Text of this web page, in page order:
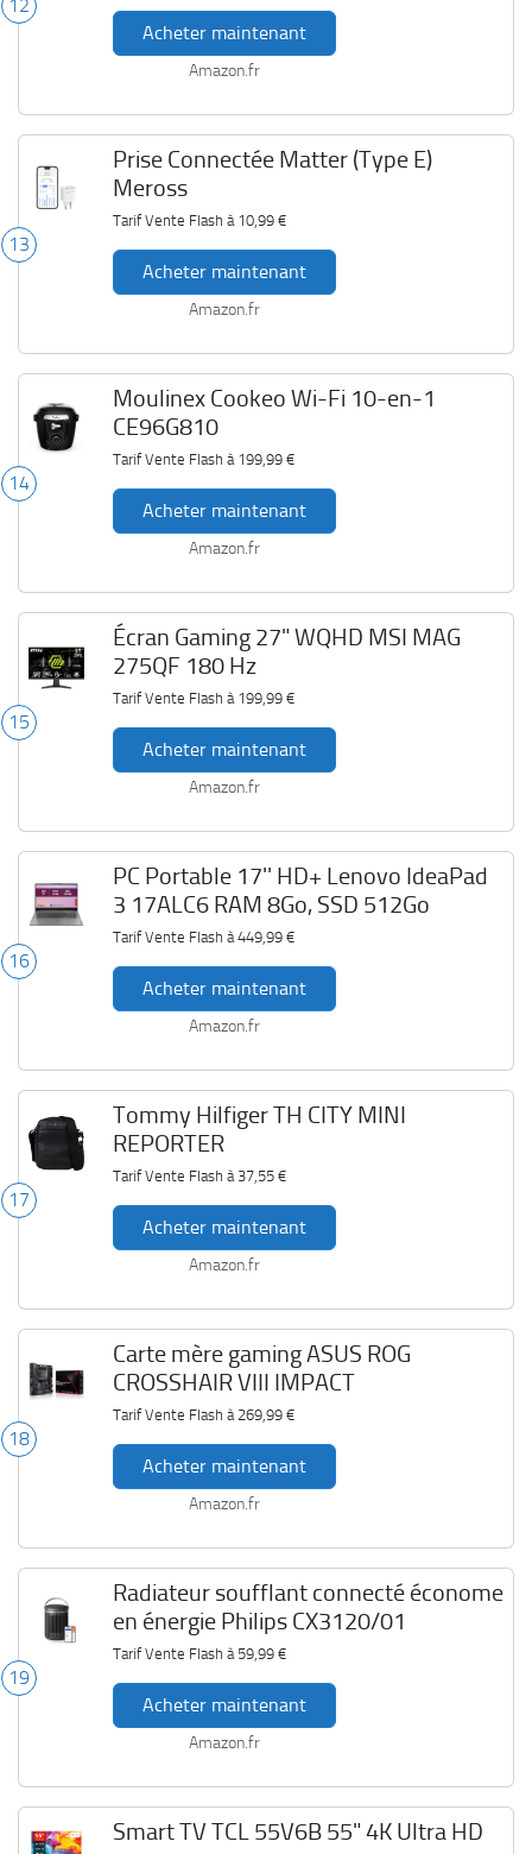
12
Acheter maintenant
Amazon.fr
13
Prise Connectée Matter (Type E)
Meross
Tarif Vente Flash à 10,99 €
Acheter maintenant
Amazon.fr
14
Moulinex Cookeo Wi-Fi 10-en-1
CE96G810
Tarif Vente Flash à 199,99 €
Acheter maintenant
Amazon.fr
15
Écran Gaming 27" WQHD MSI MAG
275QF 180 Hz
Tarif Vente Flash à 199,99 €
Acheter maintenant
Amazon.fr
16
PC Portable 17'' HD+ Lenovo IdeaPad
3 17ALC6 RAM 8Go, SSD 512Go
Tarif Vente Flash à449,99 €
Acheter maintenant
Amazon.fr
17
Tommy Hilfiger TH CITY MINI
REPORTER
Tarif Vente Flash à 37,55 €
Acheter maintenant
Amazon.fr
18
Carte mère gaming ASUS ROG
CROSSHAIR VIII IMPACT
Tarif Vente Flash à 269,99 €
Acheter maintenant
Amazon.fr
19
Radiateur soufflant connecté économe
en énergie Philips CX3120/01
Tarif Vente Flash à 59,99 €
Acheter maintenant
Amazon.fr
Smart TV TCL 55V6B 55" 4K Ultra HD